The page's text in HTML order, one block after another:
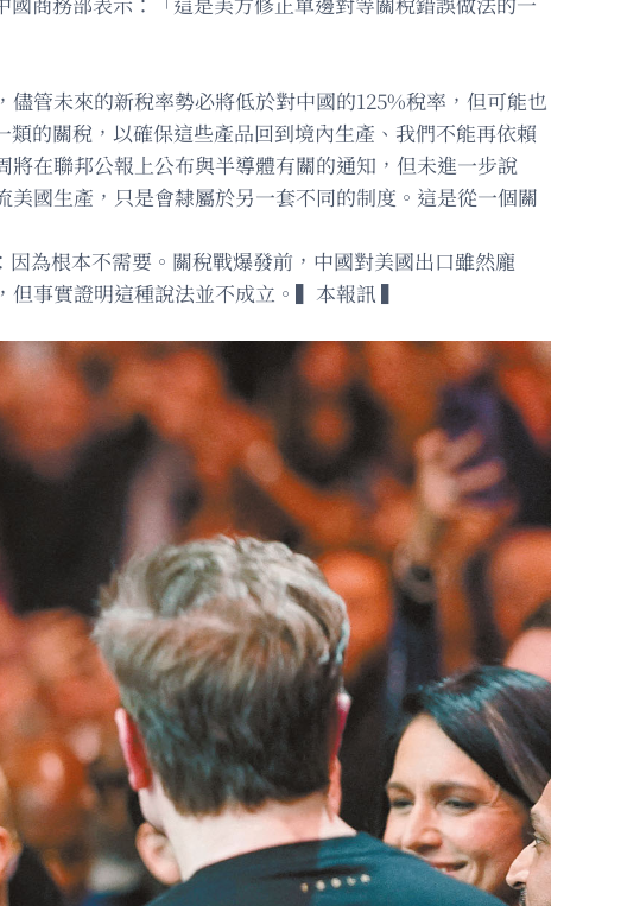
管未來的新稅率勢必將低於對中國的125%稅率，但可能也
的關稅，以確保這些產品回到境內生產、我們不能再依賴
在聯邦公報上公布與半導體有關的通知，但未進一步說
國生產，只是會隸屬於另一套不同的制度。這是從一個關
為根本不需要。關稅戰爆發前，中國對美國出口雖然龐
但事實證明這種說法並不成立。▍本報訊 ▍